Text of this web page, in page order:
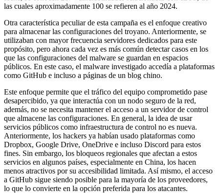
las cuales aproximadamente 100 se refieren al año 2024.
Otra característica peculiar de esta campaña es el enfoque creativo
para almacenar las configuraciones del troyano. Anteriormente, se
utilizaban con mayor frecuencia servidores dedicados para este
propósito, pero ahora cada vez es más común detectar casos en los
que las configuraciones del malware se guardan en espacios
públicos. En este caso, el malware investigado accedía a plataformas
como GitHub e incluso a páginas de un blog chino.
Este enfoque permite que el tráfico del equipo comprometido pase
desapercibido, ya que interactúa con un nodo seguro de la red,
además, no se necesita mantener el acceso a un servidor de control
que almacene las configuraciones. En general, la idea de usar
servicios públicos como infraestructura de control no es nueva.
Anteriormente, los hackers ya habían usado plataformas como
Dropbox, Google Drive, OneDrive e incluso Discord para estos
fines. Sin embargo, los bloqueos regionales que afectan a estos
servicios en algunos países, especialmente en China, los hacen
menos atractivos por su accesibilidad limitada. Así mismo, el acceso
a GitHub sigue siendo posible para la mayoría de los proveedores,
lo que lo convierte en la opción preferida para los atacantes.